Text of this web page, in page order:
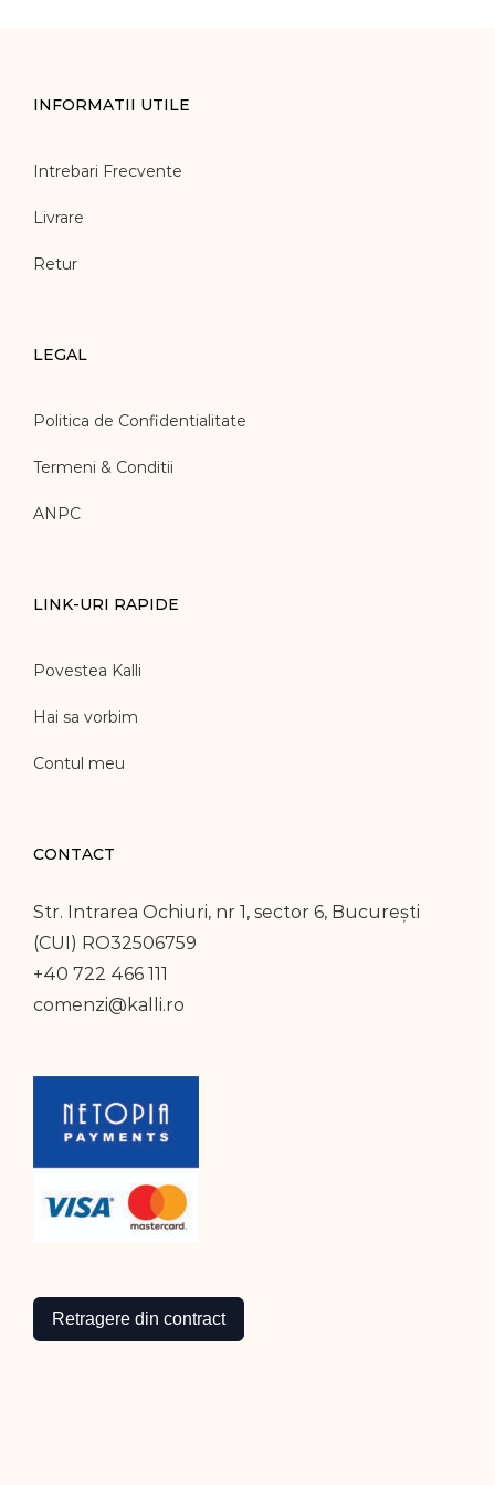
INFORMATII UTILE
Intrebari Frecvente
Livrare
Retur
LEGAL
Politica de Confidentialitate
Termeni & Conditii
ANPC
LINK-URI RAPIDE
Povestea Kalli
Hai sa vorbim
Contul meu
CONTACT
Str. Intrarea Ochiuri, nr 1, sector 6, București
(CUI) RO32506759
+40 722 466 111
comenzi@kalli.ro
Retragere din contract